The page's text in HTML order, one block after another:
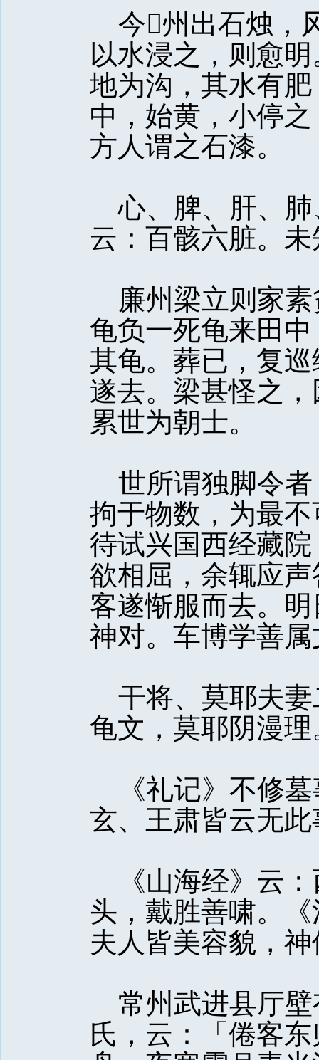
今州出石烛，
以水浸之，则愈
地为沟，其水有
中，始黄，小停
方人谓之石漆。
心、脾、肝、肺
云：百骸六脏。
廉州梁立则家素
龟负一死龟来田
其龟。葬已，复
遂去。梁甚怪之
累世为朝士。
世所谓独脚令者
拘于物数，为最
待试兴国西经藏
欲相屈，余辄应
客遂惭服而去。
神对。车博学善
干将、莫耶夫妻
龟文，莫耶阴漫理
《礼记》不修墓
玄、王肃皆云无
《山海经》云：
头，戴胜善啸。
夫人皆美容貌，
常州武进县厅壁
氏，云：「倦客